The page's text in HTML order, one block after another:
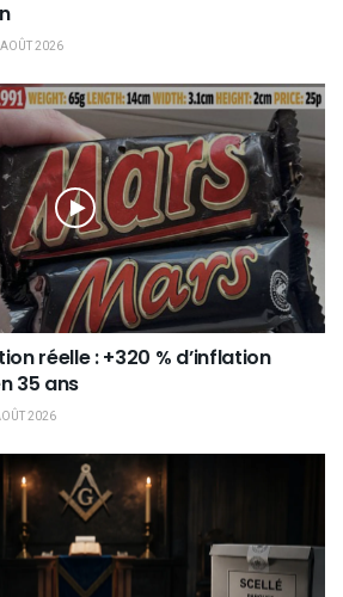
2026
réelle : +320 % d’inflation
35 ans
2026